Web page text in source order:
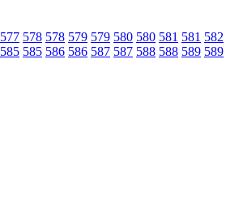
577 578 578 579 579 580 580 581 581 582
585 585 586 586 587 587 588 588 589 589